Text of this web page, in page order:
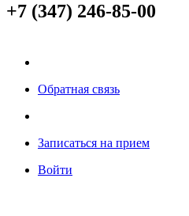
+7 (347) 246-85-00
Обратная связь
Записаться на прием
Войти